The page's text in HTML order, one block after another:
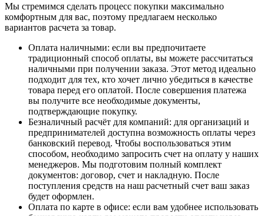
Мы стремимся сделать процесс покупки максимально
комфортным для вас, поэтому предлагаем несколько
вариантов расчета за товар.
Оплата наличными: если вы предпочитаете
традиционный способ оплаты, вы можете рассчитаться
наличными при получении заказа. Этот метод идеально
подходит для тех, кто хочет лично убедиться в качестве
товара перед его оплатой. После совершения платежа
вы получите все необходимые документы,
подтверждающие покупку.
Безналичный расчёт для компаний: для организаций и
предпринимателей доступна возможность оплаты через
банковский перевод. Чтобы воспользоваться этим
способом, необходимо запросить счет на оплату у наших
менеджеров. Мы подготовим полный комплект
документов: договор, счет и накладную. После
поступления средств на наш расчетный счет ваш заказ
будет оформлен.
Оплата по карте в офисе: если вам удобнее использовать